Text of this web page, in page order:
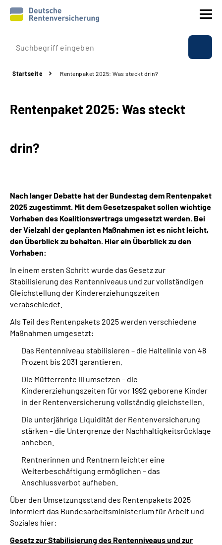
Prävention
Rente
Über uns & Presse
Online-Services
Suche
Language
Inhalte in Gebärdensprache (DGS)
Leichte Sprache
Startseite Rentenpaket 2025: Was steckt drin?
Rentenpaket 2025: Was steckt
drin?
Nach langer Debatte hat der Bundestag dem Rentenpaket
2025 zugestimmt. Mit dem Gesetzespaket sollen wichtige
Vorhaben des Koalitionsvertrags umgesetzt werden. Bei
der Vielzahl der geplanten Maßnahmen ist es nicht leicht,
den Überblick zu behalten. Hier ein Überblick zu den
Vorhaben:
In einem ersten Schritt wurde das Gesetz zur
Stabilisierung des Rentenniveaus und zur vollständigen
Gleichstellung der Kindererziehungszeiten
verabschiedet.
Als Teil des Rentenpakets 2025 werden verschiedene
Maßnahmen umgesetzt:
Das Rentenniveau stabilisieren – die Haltelinie von 48
Prozent bis 2031 garantieren.
Die Mütterrente III umsetzen – die
Kindererziehungszeiten für vor 1992 geborene Kinder
in der Rentenversicherung vollständig gleichstellen.
Die unterjährige Liquidität der Rentenversicherung
stärken – die Untergrenze der Nachhaltigkeitsrücklage
anheben.
Rentnerinnen und Rentnern leichter eine
Weiterbeschäftigung ermöglichen – das
Anschlussverbot aufheben.
Über den Umsetzungsstand des Rentenpakets 2025
informiert das Bundesarbeitsministerium für Arbeit und
Soziales hier:
Gesetz zur Stabilisierung des Rentenniveaus und zur